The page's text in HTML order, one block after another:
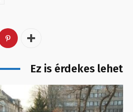
Ez is érdekes lehet